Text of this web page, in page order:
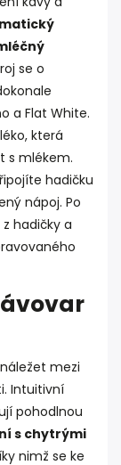
se o
a Flat White.
která
s mlékem.
hadičku
nápoj. Po
hadičky a
mezi
Intuitivní
pohodlnou
s chytrými
nimž se ke